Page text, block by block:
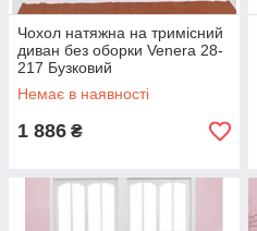
Чохол натяжна на тримісний
диван без оборки Venera 28-
217 Бузковий
Немає в наявності
1 886 ₴